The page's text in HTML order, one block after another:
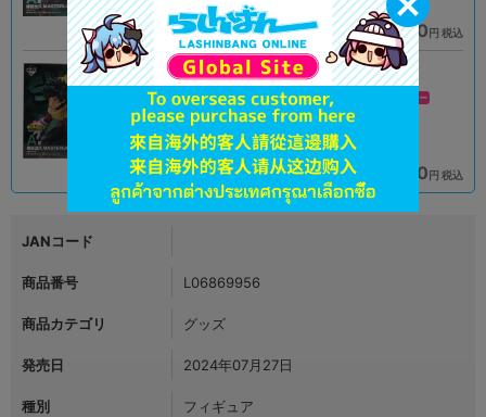
品切状態 2,990円 税込 在庫あり 2,990円 税込
状態 :A
立川店2号館
在庫あり 2,990円 税込
新入荷 状態 :A
新座流通センター
在庫あり 2,990円 税込
JANコード
商品番号 L06869956
商品カテゴリ グッズ
発売日 2024年07月27日
種別 フィギュア